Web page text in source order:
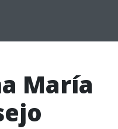
María